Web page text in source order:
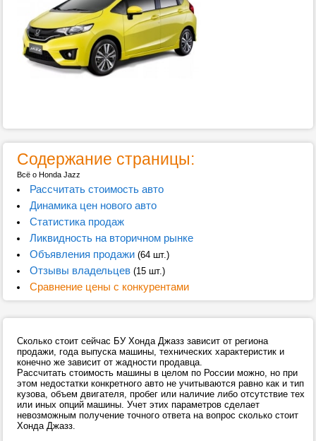
Содержание страницы:
Всё о Honda Jazz
Рассчитать стоимость авто
Динамика цен нового авто
Статистика продаж
Ликвидность на вторичном рынке
Объявления продажи(64 шт.)
Отзывы владельцев(15 шт.)
Сравнение цены с конкурентами
Сколько стоит сейчас БУ Хонда Джазз зависит от региона
продажи, года выпуска машины, технических характеристик и
конечно же зависит от жадности продавца.
Рассчитать стоимость машины в целом по России можно, но при
этом недостатки конкретного авто не учитываются равно как и тип
кузова, объем двигателя, пробег или наличие либо отсутствие тех
или иных опций машины. Учет этих параметров сделает
невозможным получение точного ответа на вопрос сколько стоит
Хонда Джазз.